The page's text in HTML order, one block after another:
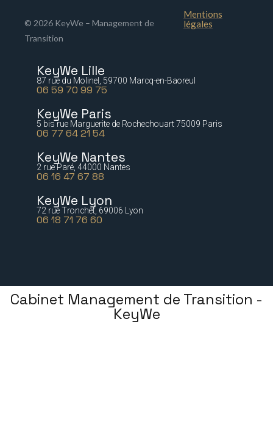
© 2026 KeyWe – Management de
Transition
Mentions
légales
KeyWe Lille
87 rue du Molinel, 59700 Marcq-en-Baoreul
06 59 70 99 75
KeyWe Paris
5 bis rue Marguerite de Rochechouart 75009 Paris
06 77 64 21 54
KeyWe Nantes
2 rue Paré, 44000 Nantes
06 16 47 67 88
KeyWe Lyon
72 rue Tronchet, 69006 Lyon
06 18 71 76 60
Cabinet Management de Transition -
KeyWe